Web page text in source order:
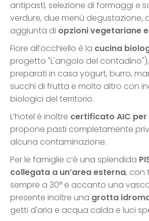
antipasti, selezione di formaggi e
verdure, due menù degustazione,
aggiunta di opzioni vegetariane
Fiore all’occhiello è la cucina
progetto "L'angolo del
preparati in casa yogurt, burro,
succhi di frutta e molto altro con
biologici del territorio.
L’hotel è inoltre certificato AIC
propone pasti completamente
alcuna contaminazione.
Per le famiglie c’è una splendida
collegata a un’area esterna, con
sempre a 30° e accanto una
presente inoltre una grotta
getti d'aria e acqua calda e luci